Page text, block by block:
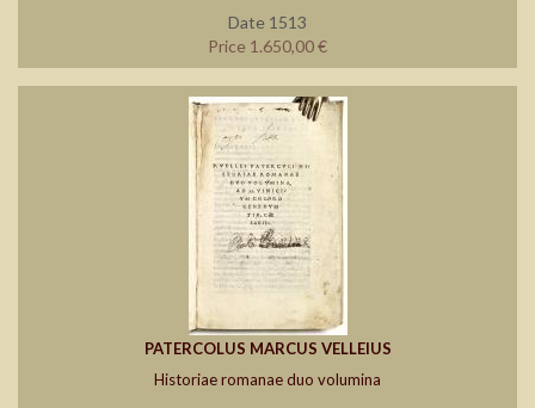
Date 1513
Price 1.650,00 €
PATERCOLUS MARCUS VELLEIUS
Historiae romanae duo volumina